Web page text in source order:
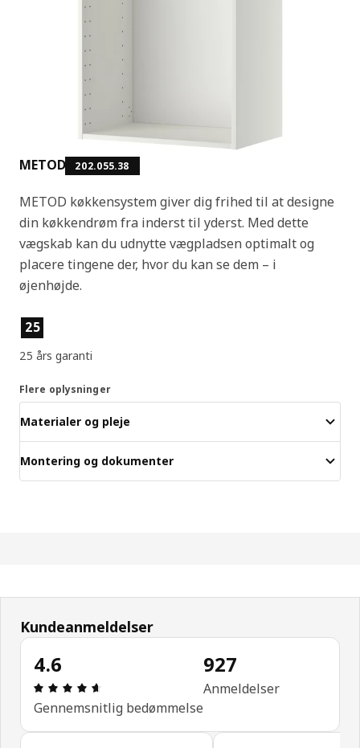
METOD 202.055.38
METOD køkkensystem giver dig frihed til at designe
din køkkendrøm fra inderst til yderst. Med dette
vægskab kan du udnytte vægpladsen optimalt og
placere tingene der, hvor du kan se dem – i
øjenhøjde.
Produktfunktioner
25
25 års garanti
Flere oplysninger
Materialer og pleje
Montering og dokumenter
Kundeanmeldelser
4.6
Anmeldelse: 4.6 Ud af 5 Stjerner. Anmeldelser i
Gennemsnitlig bedømmelse
927
Anmeldelser
Spring kundeanmeldelser over